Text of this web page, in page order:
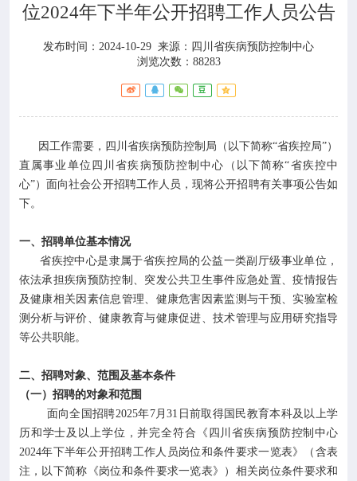
工作重点 
科研培训 
学术期刊
在线互动 
政务公开
位2024年下半年公开招聘工作人员公告
发布时间：2024-10-29 来源： 四川省疾病预防控制中心
浏览次数：88283
因工作需要，四川省疾病预防控制局（以下简称“省疾控局”）
直属事业单位四川省疾病预防控制中心（以下简称“省疾控中
心”）面向社会公开招聘工作人员，现将公开招聘有关事项公告如
下。
一、招聘单位基本情况
省疾控中心是隶属于省疾控局的公益一类副厅级事业单位，
依法承担疾病预防控制、突发公共卫生事件应急处置、疫情报告
及健康相关因素信息管理、健康危害因素监测与干预、实验室检
测分析与评价、健康教育与健康促进、技术管理与应用研究指导
等公共职能。
二、招聘对象、范围及基本条件
（一）招聘的对象和范围
面向全国招聘2025年7月31日前取得国民教育本科及以上学
历和学士及以上学位，并完全符合《四川省疾病预防控制中心
2024年下半年公开招聘工作人员岗位和条件要求一览表》（含表
注，以下简称《岗位和条件要求一览表》）相关岗位条件要求和